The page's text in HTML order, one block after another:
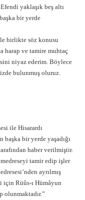
yaklaşık beş altı
bir yerde
birlikte söz konusu
harap ve tamire muhtaç
niyaz ederim. Böylece
bulunmuş oluruz.
ile Hisarardı
bir yerde yaşadığı
haber verilmiştir.
tamir edip işler
ayrılmış
için Rüûs-ı Hümâyun
olunmaktadır.”